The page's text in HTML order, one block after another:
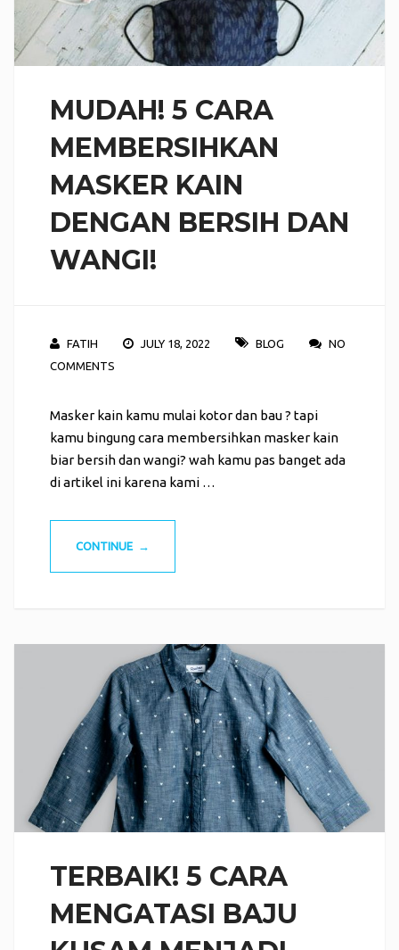
MUDAH! 5 CARA
MEMBERSIHKAN
MASKER KAIN
DENGAN BERSIH DAN
WANGI!
FATIH JULY 18, 2022 BLOG
NO
COMMENTS
Masker kain kamu mulai kotor dan bau ? tapi
kamu bingung cara membersihkan masker kain
biar bersih dan wangi? wah kamu pas banget ada
di artikel ini karena kami …
CONTINUE →
TERBAIK! 5 CARA
MENGATASI BAJU